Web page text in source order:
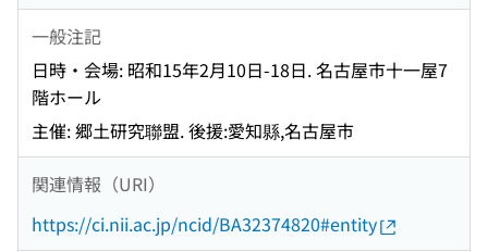
一般注記
日時・会場: 昭和15年2月10日-18日. 名古屋市十一屋7
階ホール
主催: 郷土研究聯盟. 後援:愛知縣,名古屋市
関連情報（URI）
https://ci.nii.ac.jp/ncid/BA32374820#entity